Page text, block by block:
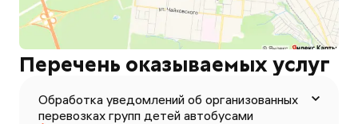
Перечень оказываемых услуг
Обработка уведомлений об организованных
перевозках групп детей автобусами